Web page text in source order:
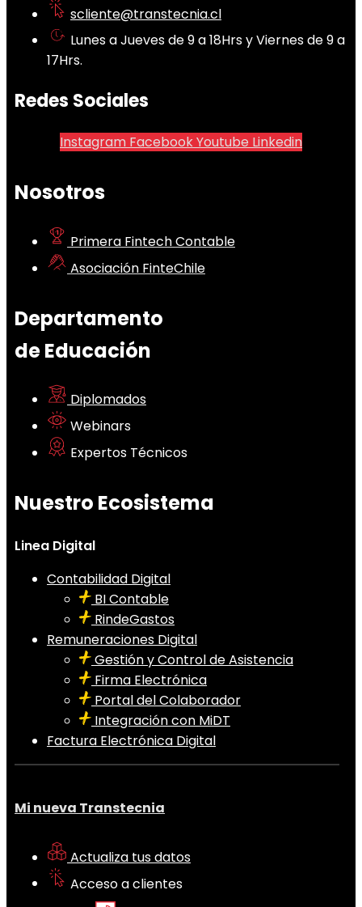
scliente@transtecnia.cl
Lunes a Jueves de 9 a 18Hrs y Viernes de 9 a
17Hrs.
Redes Sociales
Instagram FacebookYoutube Linkedin
Nosotros
Primera Fintech Contable
Asociación FinteChile
Departamento
de Educación
Diplomados
Webinars
Expertos Técnicos
Nuestro Ecosistema
Linea Digital
Contabilidad Digital
BI Contable
RindeGastos
Remuneraciones Digital
Gestión y Control de Asistencia
Firma Electrónica
Portal del Colaborador
Integración con MiDT
Factura Electrónica Digital
Mi nueva Transtecnia
Actualiza tus datos
Acceso a clientes